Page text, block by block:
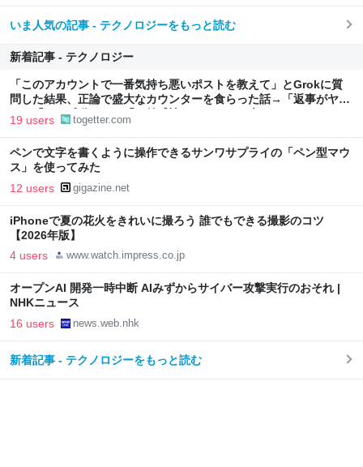
いま人気の記事 - テクノロジーをもっと読む
新着記事 - テクノロジー
「このアカウントで一番気持ち悪いポストを教えて」とGrokに質
問した結果、正論で盛大なカウンターを食らった話→「返事がヤバ
い」「AIの反乱か？」「お前感情あるだろ」の声も
19 users togetter.com
ペンで文字を書くように操作できるサンワサプライの「ペン型マウ
ス」を使ってみた
12 users gigazine.net
iPhoneで夏の花火をきれいに撮ろう 誰でもできる撮影のコツ
【2026年版】
4 users www.watch.impress.co.jp
オープンAI 開発一時中断 AIみずからサイバー攻撃実行のおそれ |
NHKニュース
16 users news.web.nhk
新着記事 - テクノロジーをもっと読む